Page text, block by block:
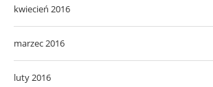
kwiecień 2016
marzec 2016
luty 2016